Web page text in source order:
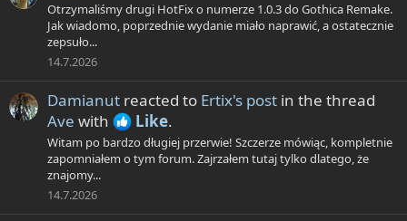
Otrzymaliśmy drugi HotFix o numerze 1.0.3 do Gothica Remake.
Jak wiadomo, poprzednie wydanie miało naprawić, a ostatecznie
zepsuło...
14.7.2026
Damianut reacted to Ertix's post in the thread
Ave with Like.
Witam po bardzo długiej przerwie! Szczerze mówiąc, kompletnie
zapomniałem o tym forum. Zajrzałem tutaj tylko dlatego, że
znajomy...
14.7.2026